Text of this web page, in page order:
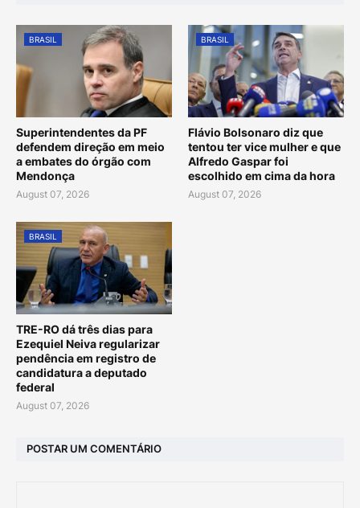
BRASIL
Superintendentes da PF
defendem direção em meio
a embates do órgão com
Mendonça
August 07, 2026
BRASIL
Flávio Bolsonaro diz que
tentou ter vice mulher e que
Alfredo Gaspar foi
escolhido em cima da hora
August 07, 2026
BRASIL
TRE-RO dá três dias para
Ezequiel Neiva regularizar
pendência em registro de
candidatura a deputado
federal
August 07, 2026
POSTAR UM COMENTÁRIO